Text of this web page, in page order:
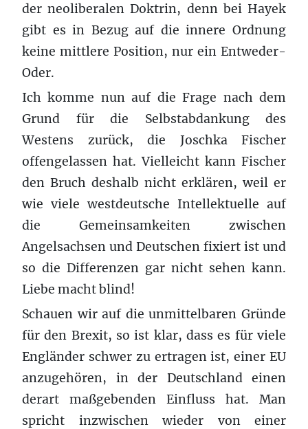
der neoliberalen Doktrin, denn bei Hayek
gibt es in Bezug auf die innere Ordnung
keine mittlere Position, nur ein Entweder-
Oder.
Ich komme nun auf die Frage nach dem
Grund für die Selbstabdankung des
Westens zurück, die Joschka Fischer
offengelassen hat. Vielleicht kann Fischer
den Bruch deshalb nicht erklären, weil er
wie viele westdeutsche Intellektuelle auf
die Gemeinsamkeiten zwischen
Angelsachsen und Deutschen fixiert ist und
so die Differenzen gar nicht sehen kann.
Liebe macht blind!
Schauen wir auf die unmittelbaren Gründe
für den Brexit, so ist klar, dass es für viele
Engländer schwer zu ertragen ist, einer EU
anzugehören, in der Deutschland einen
derart maßgebenden Einfluss hat. Man
spricht inzwischen wieder von einer